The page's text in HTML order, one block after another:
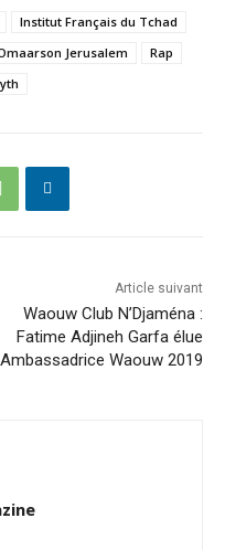
Institut Français du Tchad
Jerusalem
Rap
Article suivant
Waouw Club N’Djaména :
Fatime Adjineh Garfa élue
Ambassadrice Waouw 2019